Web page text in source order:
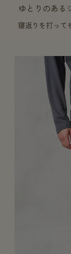
ゆとりのある
寝返りを打って